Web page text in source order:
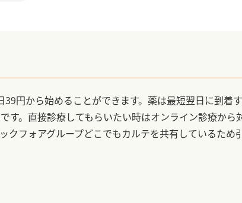
円から始めることができます。薬は最短翌日に到着す
す。直接診療してもらいたい時はオンライン診療から
クフォアグループどこでもカルテを共有しているため